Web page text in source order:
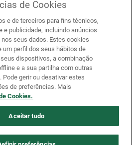
de Cookies
e de terceiros para fins técnicos,
e publicidade, incluindo anúncios
seus dados. Estes cookies
um perfil dos seus hábitos de
dispositivos, a combinação
e a sua partilha com outras
Pode gerir ou desativar estes
de preferências. Mais
Cookies.
Aceitar tudo